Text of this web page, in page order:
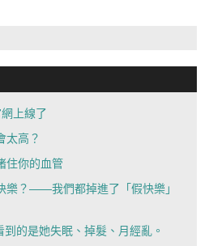
上線了
太高？
住你的血管
樂？——我們都掉進了「假快樂」
的是她失眠、掉髮、月經亂。